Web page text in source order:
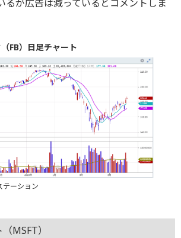
るが広告は減っているとコメントしま
FB）日足チャート
テーション
MSFT）